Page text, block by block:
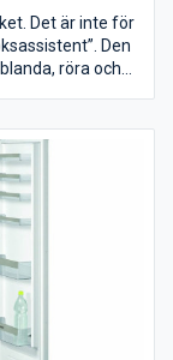
Det är inte för
Den
röra och
mala kött
till
och visp.
att köpa till. Ta
maskin till. Här
blir
köksmaskin